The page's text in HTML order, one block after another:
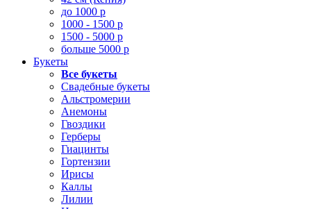
до 1000 р
1000 - 1500 р
1500 - 5000 р
больше 5000 р
Букеты
Все букеты
Свадебные букеты
Альстромерии
Анемоны
Гвоздики
Герберы
Гиацинты
Гортензии
Ирисы
Каллы
Лилии